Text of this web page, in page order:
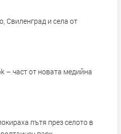
Свиленград и села от
– част от новата медийна